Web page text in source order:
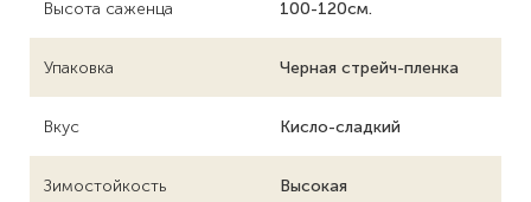
Высота саженца 100-120см.
Упаковка Черная стрейч-пленка
Вкус Кисло-сладкий
Зимостойкость Высокая